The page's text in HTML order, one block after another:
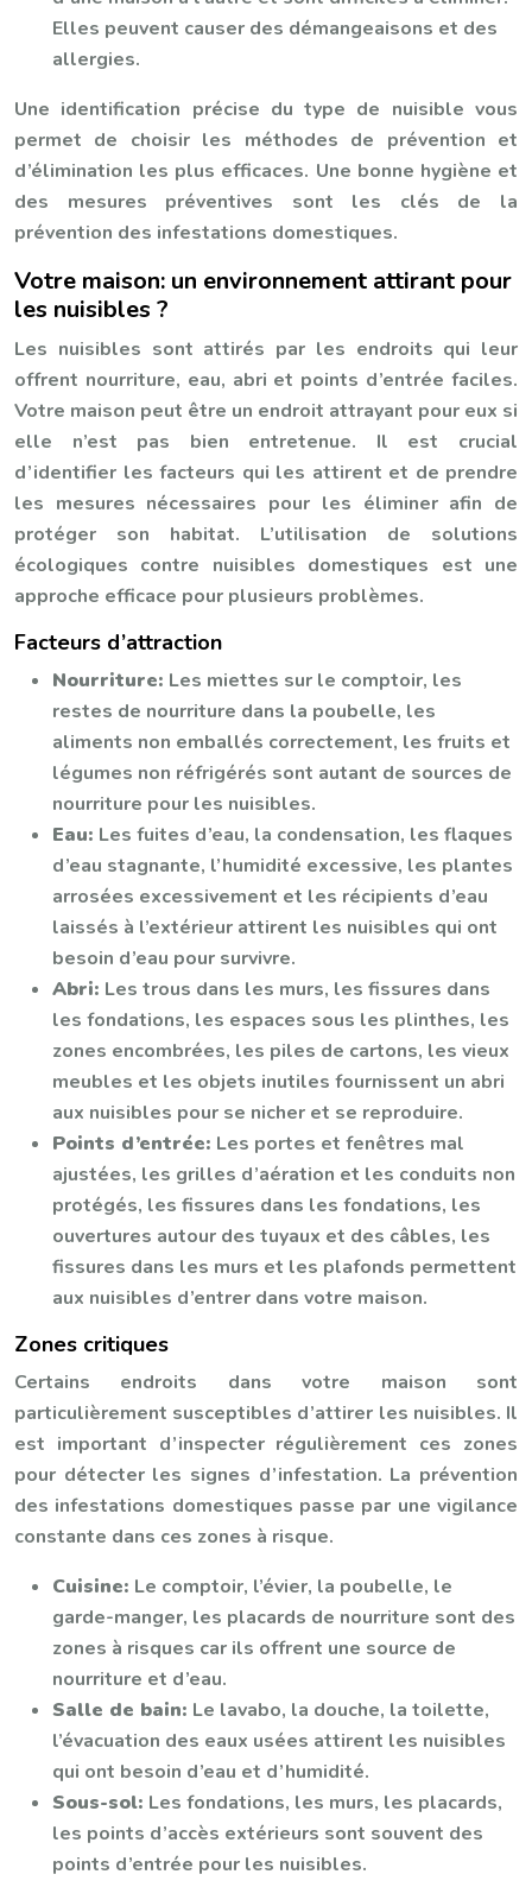
Elles peuvent causer des démangeaisons et des
allergies.
Une identification précise du type de nuisible vous
permet de choisir les méthodes de prévention et
d’élimination les plus efficaces. Une bonne hygiène et
des mesures préventives sont les clés de la
prévention des infestations domestiques.
Votre maison: un environnement attirant pour
les nuisibles ?
Les nuisibles sont attirés par les endroits qui leur
offrent nourriture, eau, abri et points d’entrée faciles.
Votre maison peut être un endroit attrayant pour eux si
elle n’est pas bien entretenue. Il est crucial
d’identifier les facteurs qui les attirent et de prendre
les mesures nécessaires pour les éliminer afin de
protéger son habitat. L’utilisation de solutions
écologiques contre nuisibles domestiques est une
approche efficace pour plusieurs problèmes.
Facteurs d’attraction
Nourriture: Les miettes sur le comptoir, les
restes de nourriture dans la poubelle, les
aliments non emballés correctement, les fruits et
légumes non réfrigérés sont autant de sources de
nourriture pour les nuisibles.
Eau: Les fuites d’eau, la condensation, les flaques
d’eau stagnante, l’humidité excessive, les plantes
arrosées excessivement et les récipients d’eau
laissés à l’extérieur attirent les nuisibles qui ont
besoin d’eau pour survivre.
Abri: Les trous dans les murs, les fissures dans
les fondations, les espaces sous les plinthes, les
zones encombrées, les piles de cartons, les vieux
meubles et les objets inutiles fournissent un abri
aux nuisibles pour se nicher et se reproduire.
Points d’entrée: Les portes et fenêtres mal
ajustées, les grilles d’aération et les conduits non
protégés, les fissures dans les fondations, les
ouvertures autour des tuyaux et des câbles, les
fissures dans les murs et les plafonds permettent
aux nuisibles d’entrer dans votre maison.
Zones critiques
Certains endroits dans votre maison sont
particulièrement susceptibles d’attirer les nuisibles. Il
est important d’inspecter régulièrement ces zones
pour détecter les signes d’infestation. La prévention
des infestations domestiques passe par une vigilance
constante dans ces zones à risque.
Cuisine: Le comptoir, l’évier, la poubelle, le
garde-manger, les placards de nourriture sont des
zones à risques car ils offrent une source de
nourriture et d’eau.
Salle de bain: Le lavabo, la douche, la toilette,
l’évacuation des eaux usées attirent les nuisibles
qui ont besoin d’eau et d’humidité.
Sous-sol: Les fondations, les murs, les placards,
les points d’accès extérieurs sont souvent des
points d’entrée pour les nuisibles.